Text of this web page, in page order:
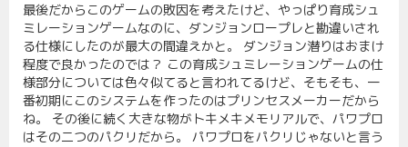
最後だからこのゲームの敗因を考えたけど、やっぱり育成シュ
ミレーションゲームなのに、ダンジョンロープレと勘違いされ
る仕様にしたのが最大の間違えかと。 ダンジョン潜りはおまけ
程度で良かったのでは？ この育成シュミレーションゲームの仕
様部分については色々似てると言われてるけど、そもそも、一
番初期にこのシステムを作ったのはプリンセスメーカーだから
ね。 その後に続く大きな物がトキメキメモリアルで、パワプロ
はその二つのパクリだから。 パワプロをパクリじゃないと言う